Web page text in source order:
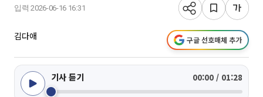
입력 2026-06-16 16:31
김다애 구글 선호매체 추가
기사 듣기 00:00 / 01:28